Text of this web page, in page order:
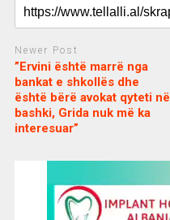
Newer Post
”Ervini është marrë nga
bankat e shkollës dhe
është bërë avokat qyteti në
bashki, Grida nuk më ka
interesuar”